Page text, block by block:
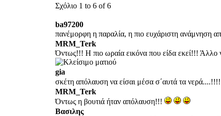
Σχόλιο 1 to 6 of 6
ba97200
πανέμορφη η παραλία, η πιο ευχάριστη ανάμνηση
MRM_Terk
Όντως!!! Η πιο ωραία εικόνα που είδα εκεί!!! Άλλο
gia
σκέτη απόλαυση να είσαι μέσα σ΄αυτά τα
MRM_Terk
Όντως η βουτιά ήταν απόλαυση!!!
Βασιλης